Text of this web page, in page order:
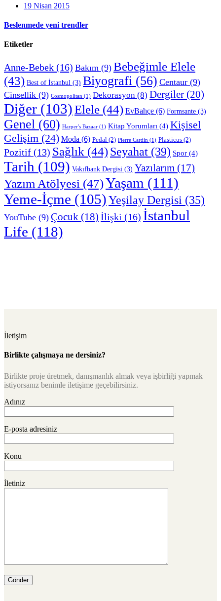
19 Nisan 2015
Beslenmede yeni trendler
Etiketler
Anne-Bebek (16) Bakım (9) Bebeğimle Elele
(43) Best of İstanbul (3) Biyografi (56) Centaur (9)
Cinsellik (9) Cosmopolitan (1) Dekorasyon (8) Dergiler (20)
Diğer (103)Elele (44) EvBahçe (6) Formsante (3)
Genel (60) Harper's Bazaar (1) Kitap Yorumları (4) Kişisel
Gelişim (24) Moda (6) Pedal (2) Pierre Cardin (1) Plasticus (2)
Pozitif (13) Sağlık (44)Seyahat (39) Spor (4)
Tarih (109) Vakıfbank Dergisi (3) Yazılarım (17)
Yazım Atölyesi (47)Yaşam (111)
Yeme-İçme (105)Yeşilay Dergisi (35)
YouTube (9) Çocuk (18) İlişki (16) İstanbul
Life (118)
İletişim
Birlikte çalışmaya ne dersiniz?
Birlikte proje üretmek, danışmanlık almak veya işbirliği yapmak
istiyorsanız benimle iletişime geçebilirsiniz.
Adınız
E-posta adresiniz
Konu
İletiniz